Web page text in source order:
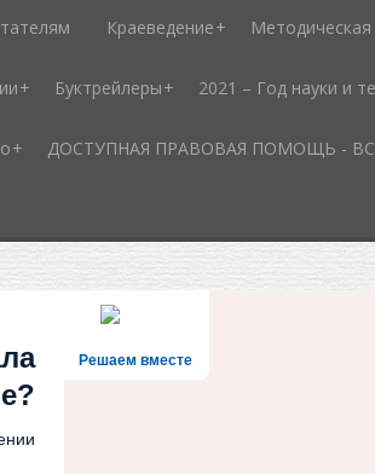
Краеведение Методическая
Буктрейлеры 2021 – Год науки и
ДОСТУПНАЯ ПРАВОВАЯ ПОМОЩЬ -
Решаем вместе